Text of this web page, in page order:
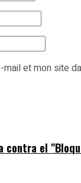
et mon site
contra el